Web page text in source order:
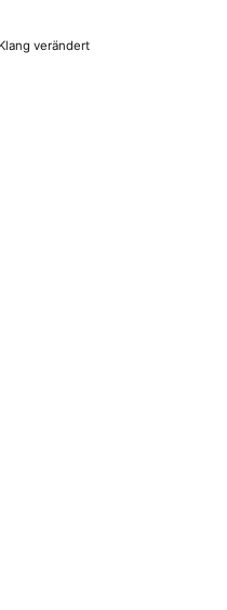
verändert